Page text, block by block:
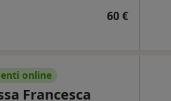
60 €
online
Francesca